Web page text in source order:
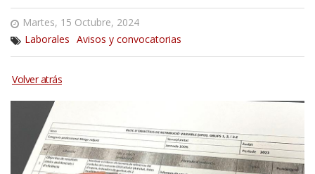
Martes, 15 Octubre, 2024
Laborales Avisos y convocatorias